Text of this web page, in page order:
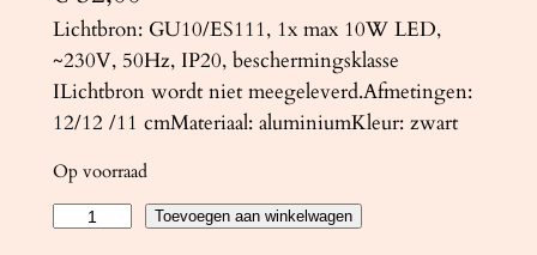
Lichtbron: GU10/ES111, 1x max 10W LED,
~230V, 50Hz, IP20, beschermingsklasse
ILichtbron wordt niet meegeleverd.Afmetingen:
12/12 /11 cmMateriaal: aluminiumKleur: zwart
Op voorraad
Toevoegen aan winkelwagen